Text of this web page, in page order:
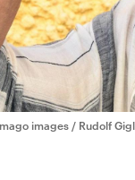
images / Rudolf